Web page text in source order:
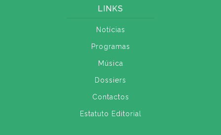
LINKS
Notícias
Programas
Música
Dossiers
Contactos
Estatuto Editorial